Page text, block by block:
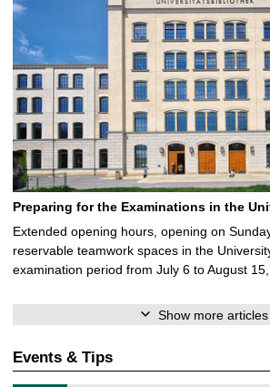
Preparing for the Examinations in the
Extended opening hours, opening on
reservable teamwork spaces in the
examination period from July 6 to August
Show more articles
Events & Tips